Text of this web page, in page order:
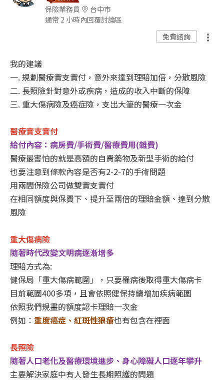
保險業務員
台中市
通常 2 小時內回覆討論區
免費諮詢
我的建議
一. 規劃醫療實支實付，意外來達到理賠加倍，分散風險
二. 長照險針對意外或疾病，造成的收入中斷的保障
三. 重大傷病險及癌症險，支出大筆的醫療一次金
醫療實支實付
給付內容：病房費/手術費/醫療費用(雜費)
醫療最害怕的就是高額的自費藥物及新型手術的給付
也要注意到條款內容是否有2-2-7的手術問題
用兩間保險公司做雙實支實付
在相同額度與保費下、提升至兩倍的理賠金額、達到分散
風險
重大傷病險
隨著時代改變文明病逐漸增多
理賠方式為:
健保局「重大傷病範圍」，只要罹病後取得重大傷病卡
目前範圍400多項，且會依照健保持續增加疾病範圍
依照我們規畫的額度認卡理賠一次金
例如： 重度癌症、紅斑性狼瘡也有包含在裡面
長照險
隨著人口老化及醫療環境進步、身心障礙人口逐年攀升
主要解決家庭中有人發生長期照護的問題